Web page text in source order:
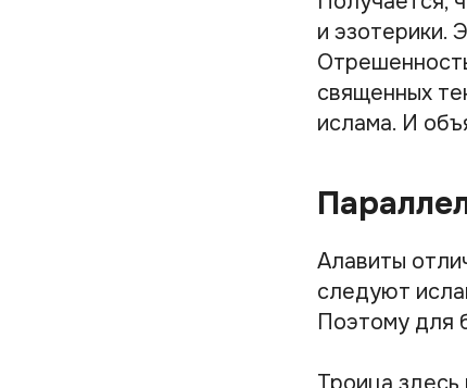
и эзотерики.
священных
ислама. И
Алавиты
следуют
Поэтому для